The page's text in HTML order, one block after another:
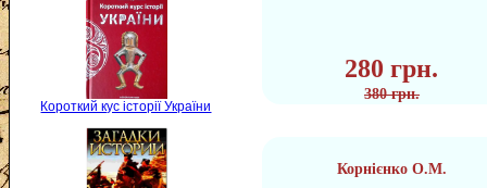
Короткий кус історії України
280 грн.
380 грн.
Корнієнко О.М.